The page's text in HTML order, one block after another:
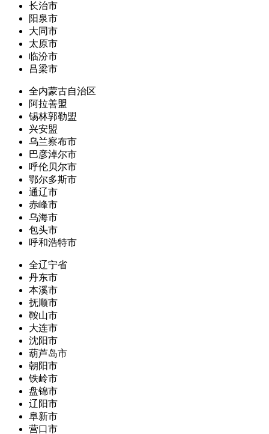
长治市
阳泉市
大同市
太原市
临汾市
吕梁市
全内蒙古自治区
阿拉善盟
锡林郭勒盟
兴安盟
乌兰察布市
巴彦淖尔市
呼伦贝尔市
鄂尔多斯市
通辽市
赤峰市
乌海市
包头市
呼和浩特市
全辽宁省
丹东市
本溪市
抚顺市
鞍山市
大连市
沈阳市
葫芦岛市
朝阳市
铁岭市
盘锦市
辽阳市
阜新市
营口市